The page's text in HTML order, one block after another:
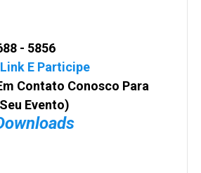
- 5856
E Participe
Contato Conosco Para
Evento)